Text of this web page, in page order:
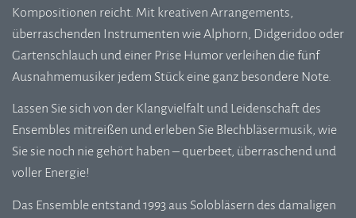
Kompositionen reicht. Mit kreativen Arrangements,
überraschenden Instrumenten wie Alphorn, Didgeridoo oder
Gartenschlauch und einer Prise Humor verleihen die fünf
Ausnahmemusiker jedem Stück eine ganz besondere Note.
Lassen Sie sich von der Klangvielfalt und Leidenschaft des
Ensembles mitreißen und erleben Sie Blechbläsermusik, wie
Sie sie noch nie gehört haben – querbeet, überraschend und
voller Energie!
Das Ensemble entstand 1993 aus Solobläsern des damaligen